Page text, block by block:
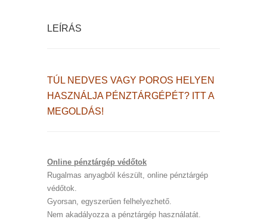
LEÍRÁS
TÚL NEDVES VAGY POROS HELYEN
HASZNÁLJA PÉNZTÁRGÉPÉT? ITT A
MEGOLDÁS!
Online pénztárgép védőtok
Rugalmas anyagból készült, online pénztárgép
védőtok.
Gyorsan, egyszerűen felhelyezhető.
Nem akadályozza a pénztárgép használatát.